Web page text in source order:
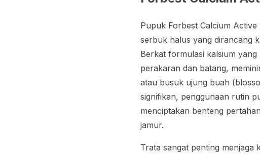
Pupuk Forbest Calcium
serbuk halus yang dirancang
Berkat formulasi kalsium
perakaran dan batang,
atau busuk ujung buah
signifikan, penggunaan rutin
menciptakan benteng
jamur.
Trata sangat penting menjaga